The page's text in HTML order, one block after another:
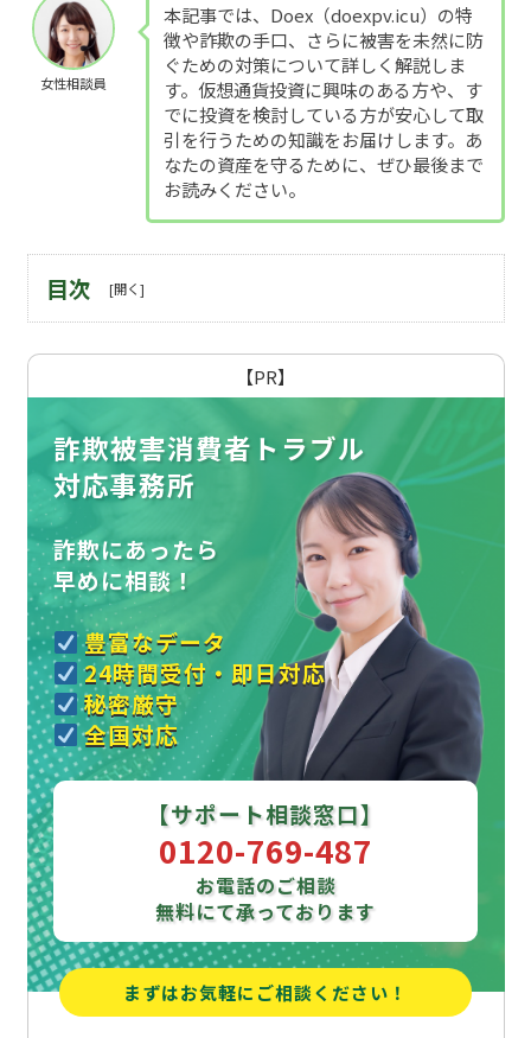
女性相談員
本記事では、Doex（doexpv.icu）の特
徴や詐欺の手口、さらに被害を未然に防
ぐための対策について詳しく解説しま
す。仮想通貨投資に興味のある方や、す
でに投資を検討している方が安心して取
引を行うための知識をお届けします。あ
なたの資産を守るために、ぜひ最後まで
お読みください。
目次
【PR】
詐欺被害消費者トラブル
対応事務所
詐欺にあったら
早めに相談！
豊富なデータ
24時間受付・即日対応
秘密厳守
全国対応
【サポート相談窓口】
0120-769-487
お電話のご相談
無料にて承っております
まずはお気軽にご相談ください！